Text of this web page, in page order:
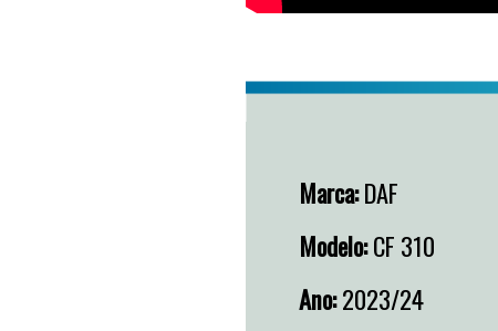
Marca:DAF
Modelo:CF 310
Ano:2023/24